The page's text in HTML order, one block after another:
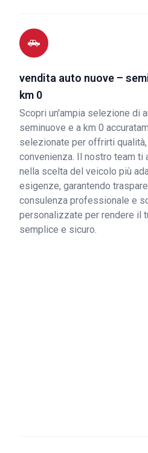
vendita auto nuove –
km 0
Scopri un'ampia selezione di
seminuove e a km 0
selezionate per offrirti
convenienza. Il nostro team ti
nella scelta del veicolo più
esigenze, garantendo
consulenza professionale e
personalizzate per rendere il
semplice e sicuro.